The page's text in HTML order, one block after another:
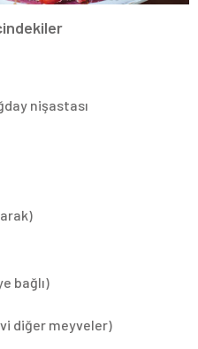
nişastası
bağlı)
diğer meyveler)